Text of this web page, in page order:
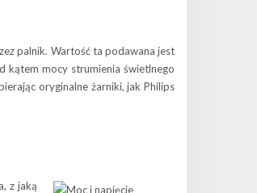
palnik. Wartość ta podawana jest
kątem mocy strumienia świetlnego
oryginalne żarniki, jak Philips
z jaką